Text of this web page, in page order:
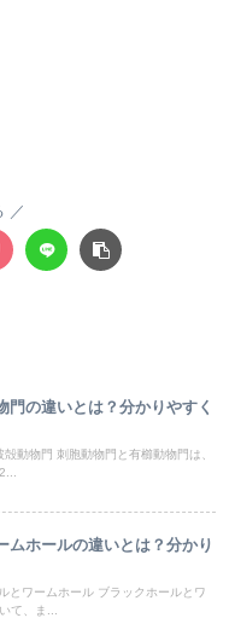
門の違いとは？分かりやすく
動物門 刺胞動物門と有櫛動物門は、
ムホールの違いとは？分かり
とワームホール ブラックホールとワ
て、ま...